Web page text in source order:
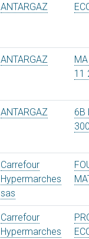
ANTARGAZ
ANTARGAZ
11
ANTARGAZ
6B
Carrefour
Hypermarches
sas
Carrefour
Hypermarches